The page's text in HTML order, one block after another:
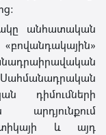
անհատական
Սահմանադրական
դիմումների
արդյունքում
և այդ